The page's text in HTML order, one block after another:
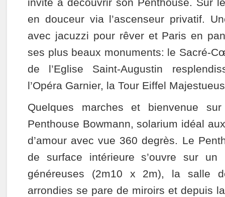
invite à découvrir son Penthouse. Sur
en douceur via l’ascenseur privatif.
avec jacuzzi pour rêver et Paris en
ses plus beaux monuments: le Sacré-
de l’Eglise Saint-Augustin
l’Opéra Garnier, la Tour Eiffel
Quelques marches et bienvenue
Penthouse Bowmann, solarium idéal
d’amour avec vue 360 degrès. Le
de surface intérieure s’ouvre sur un
généreuses (2m10 x 2m), la salle
arrondies se pare de miroirs et depuis